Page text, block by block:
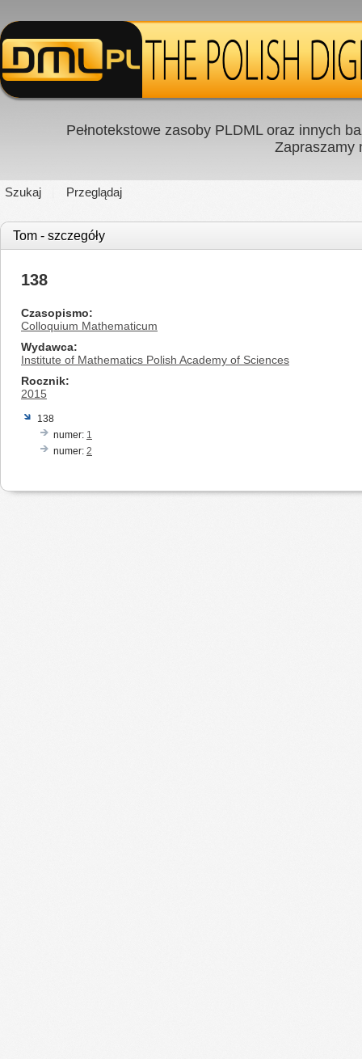
Pełnotekstowe zasoby PLDML oraz innych
Zapraszamy
Szukaj Przeglądaj
Tom - szczegóły
138
Czasopismo
Colloquium Mathematicum
Wydawca
Institute of Mathematics Polish Academy of Sciences
Rocznik
2015
138
numer: 1
numer: 2